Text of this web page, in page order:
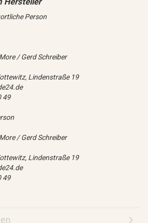
Person
/ Gerd Schreiber
Lindenstraße 19
49
/ Gerd Schreiber
Lindenstraße 19
49